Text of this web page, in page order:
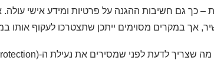
אך במקרים מסוימים ייתכן שתצטרכו לעקוף אותו